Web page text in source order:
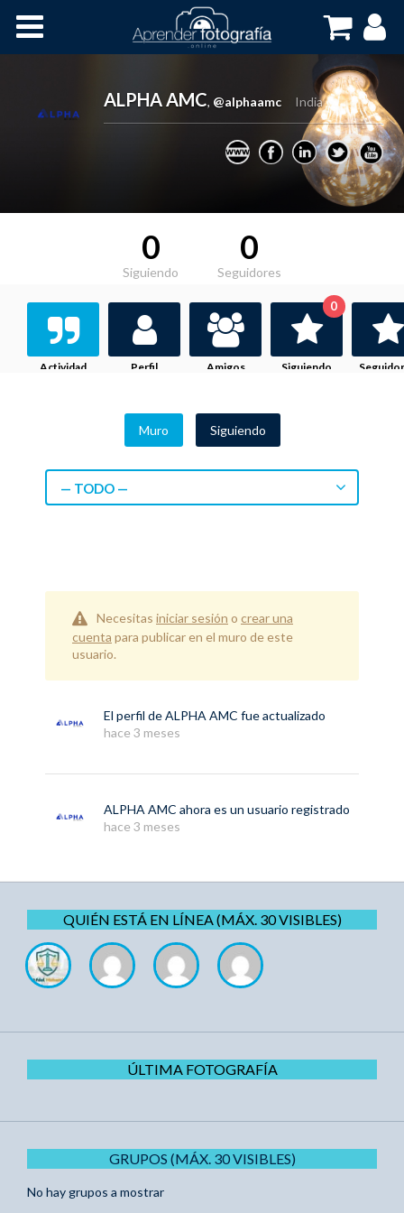
ALPHA AMC, @alphaamc India
0
Siguiendo
0
Seguidores
Actividad Perfil Amigos Siguiendo
0
Muro Siguiendo
— TODO —
Necesitas iniciar sesión o crear una
cuenta para publicar en el muro de este
usuario.
El perfil deALPHA AMC fue actualizado
hace 3 meses
ALPHA AMC ahora es un usuario registrado
hace 3 meses
QUIÉN ESTÁ EN LÍNEA (MÁX. 30 VISIBLES)
ÚLTIMA FOTOGRAFÍA
GRUPOS (MÁX. 30 VISIBLES)
No hay grupos a mostrar